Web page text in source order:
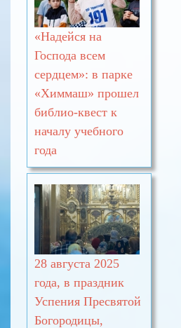
«Надейся на
Господа всем
сердцем»: в парке
«Химмаш» прошел
библио-квест к
началу учебного
года
28 августа 2025
года, в праздник
Успения Пресвятой
Богородицы,